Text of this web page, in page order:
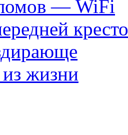
— WiFi
жизни